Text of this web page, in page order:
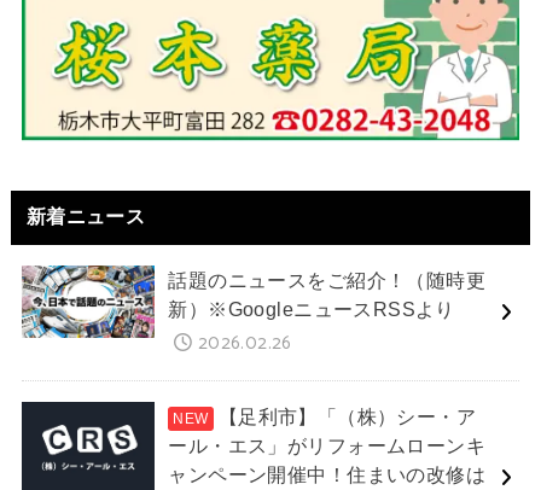
新着ニュース
話題のニュースをご紹介！（随時更
新）※GoogleニュースRSSより
2026.02.26
【足利市】「（株）シー・ア
ール・エス」がリフォームローンキ
ャンペーン開催中！住まいの改修は